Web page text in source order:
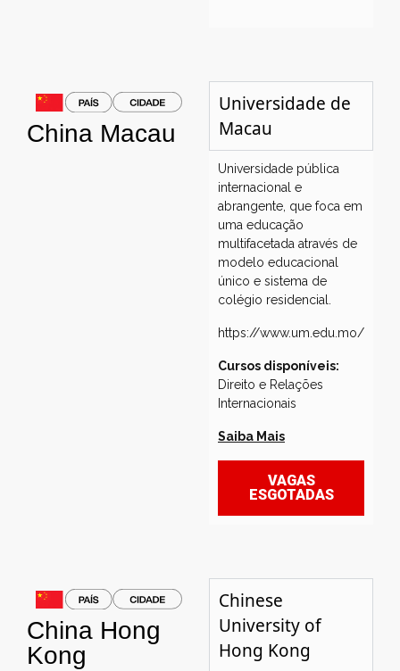
China Macau
Universidade de
Macau
Universidade pública
internacional e
abrangente, que foca em
uma educação
multifacetada através de
modelo educacional
único e sistema de
colégio residencial.
https://www.um.edu.mo/
Cursos disponíveis:
Direito e Relações
Internacionais
Saiba Mais
VAGAS
ESGOTADAS
China Hong
Kong
Chinese
University of
Hong Kong